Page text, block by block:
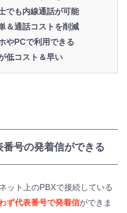
でも内線通話が可能
＆通話コストを削減
やPCで利用できる
低コスト＆早い
号の発着信ができる
ット上のPBXで接続している
ず代表番号で発着信ができま